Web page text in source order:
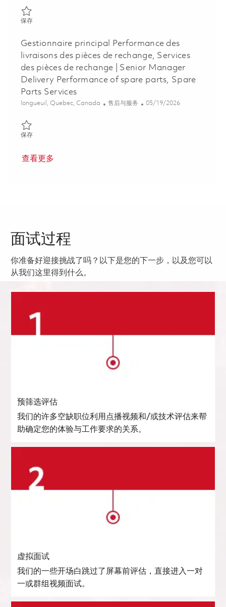
保存保存 Gestionnaire de programme, opérations après-marché/
Gestionnaire principal Performance des
livraisons des pièces de rechange, Services
des pièces de rechange | Senior Manager
Delivery Performance of spare parts, Spare
Parts Services
位置
longueuil, Quebec, Canada 类别
售后与服务 Posted Date
05/19/2026
保存保存 Gestionnaire principal Performance des livraisons des
查看更多
面试过程
你准备好迎接挑战了吗？以下是您的下一步，以及您可以
从我们这里得到什么。
预筛选评估
我们的许多空缺职位利用点播视频和/或技术评估来帮
助确定您的体验与工作要求的关系。
虚拟面试
我们的一些开场白跳过了屏幕前评估，直接进入一对
一或群组视频面试。